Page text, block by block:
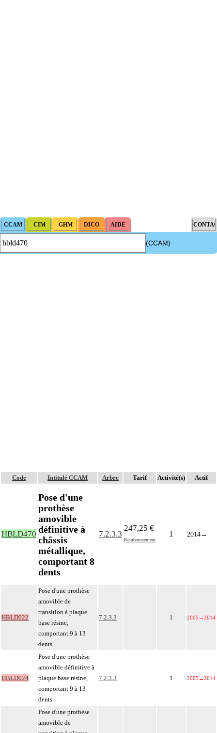
(CCAM)
Code Intitulé CCAM Arbre Tarif Activité(s) Actif
HBLD470
Pose d'une
prothèse
amovible
définitive à
châssis
métallique,
comportant 8
dents
7.2.3.3
247,25 €
Remboursement
1 2014→
HBLD022
Pose d'une prothèse
amovible de
transition à plaque
base résine,
comportant 9 à 13
dents
7.2.3.3 1 2005 →2014
HBLD024
Pose d'une prothèse
amovible définitive à
plaque base résine,
comportant 9 à 13
dents
7.2.3.3 1 2005 →2014
Pose d'une prothèse
amovible de